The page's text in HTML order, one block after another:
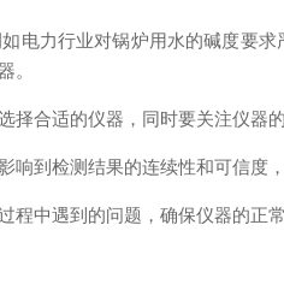
电力行业对锅炉用水的碱度要
。
择合适的仪器，同时要关注仪器
响到检测结果的连续性和可信度
程中遇到的问题，确保仪器的正